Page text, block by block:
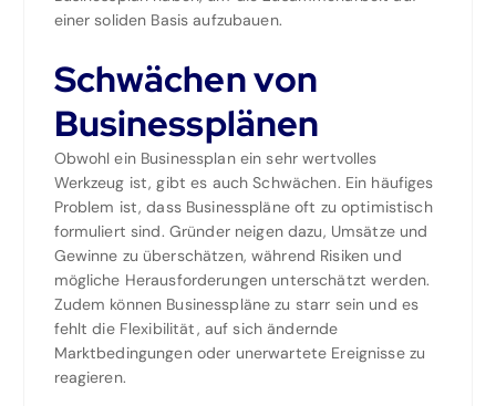
einer soliden Basis aufzubauen.
Schwächen von
Businessplänen
Obwohl ein Businessplan ein sehr wertvolles
Werkzeug ist, gibt es auch Schwächen. Ein häufiges
Problem ist, dass Businesspläne oft zu optimistisch
formuliert sind. Gründer neigen dazu, Umsätze und
Gewinne zu überschätzen, während Risiken und
mögliche Herausforderungen unterschätzt werden.
Zudem können Businesspläne zu starr sein und es
fehlt die Flexibilität, auf sich ändernde
Marktbedingungen oder unerwartete Ereignisse zu
reagieren.